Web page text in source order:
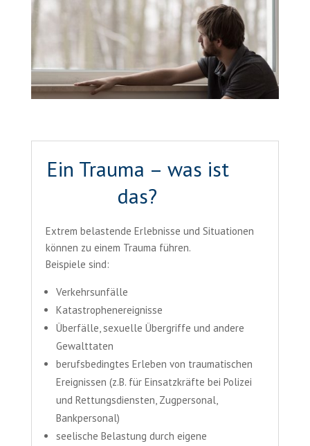
Ein Trauma – was ist
das?
Extrem belastende Erlebnisse und Situationen
können zu einem Trauma führen.
Beispiele sind:
Verkehrsunfälle
Katastrophenereignisse
Überfälle, sexuelle Übergriffe und andere
Gewalttaten
berufsbedingtes Erleben von traumatischen
Ereignissen (z.B. für Einsatzkräfte bei Polizei
und Rettungsdiensten, Zugpersonal,
Bankpersonal)
seelische Belastung durch eigene